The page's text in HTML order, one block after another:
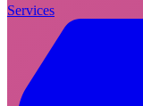
Services